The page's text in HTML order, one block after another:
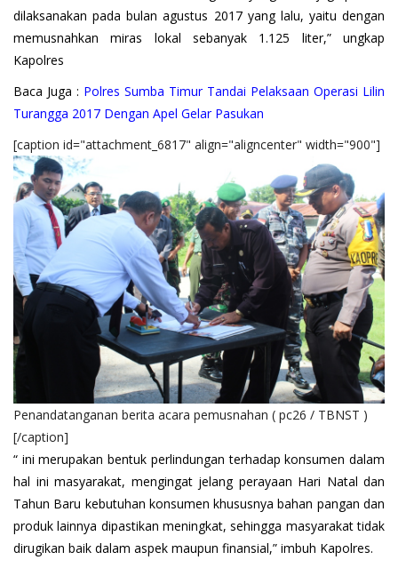
dilaksanakan pada bulan agustus 2017 yang lalu, yaitu dengan
memusnahkan miras lokal sebanyak 1.125 liter,” ungkap
Kapolres
Baca Juga : Polres Sumba Timur Tandai Pelaksaan Operasi Lilin
Turangga 2017 Dengan Apel Gelar Pasukan
[caption id="attachment_6817" align="aligncenter" width="900"]
Penandatanganan berita acara pemusnahan ( pc26 / TBNST )
[/caption]
“ ini merupakan bentuk perlindungan terhadap konsumen dalam
hal ini masyarakat, mengingat jelang perayaan Hari Natal dan
Tahun Baru kebutuhan konsumen khususnya bahan pangan dan
produk lainnya dipastikan meningkat, sehingga masyarakat tidak
dirugikan baik dalam aspek maupun finansial,” imbuh Kapolres.